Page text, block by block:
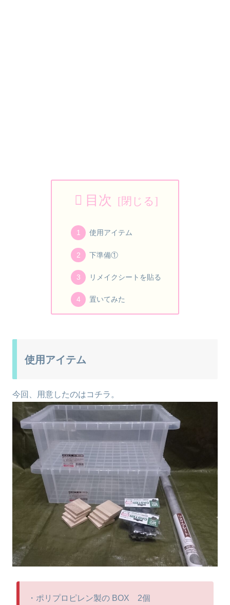
目次
使用アイテム
下準備①
リメイクシートを貼る
置いてみた
使用アイテム
今回、用意したのはコチラ。
・ポリプロピレン製の BOX 2個